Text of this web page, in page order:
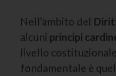
Nell’ambito del
alcuni principi
livello
fondamentale è